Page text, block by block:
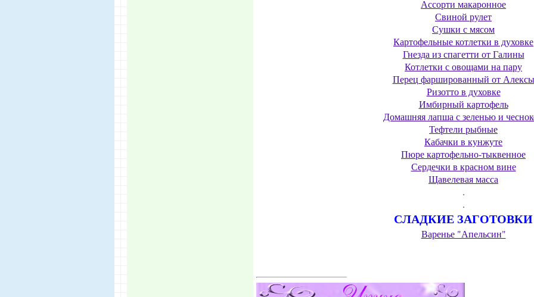
Ассорти макаронное
Свиной рулет
Сушки с мясом
Картофельные котлетки в духовке
Гнезда из спагетти от Галины
Котлетки с овощами на пару
Перец фаршированный от Алексы
Ризотто в духовке
Имбирный картофель
Домашняя лапша с зеленью и
Тефтели рыбные
Кабачки в кунжуте
Пюре картофельно-тыквенное
Сердечки в красном вине
Щавелевая масса
.
.
СЛАДКИЕ ЗАГОТОВКИ
Варенье "Апельсин"